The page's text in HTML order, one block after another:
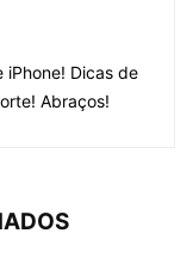
iPhone! Dicas de
Abraços!